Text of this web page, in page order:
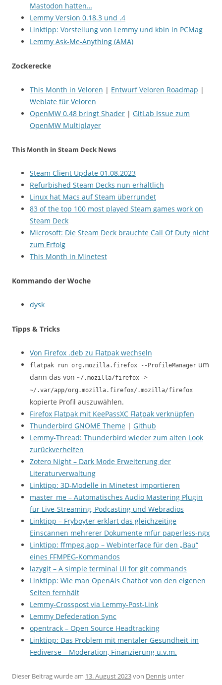
Mastodon hatten…
Lemmy Version 0.18.3 und .4
Linktipp: Vorstellung von Lemmy und kbin in PCMag
Lemmy Ask-Me-Anything (AMA)
Zockerecke
This Month in Veloren | Entwurf Veloren Roadmap |
Weblate für Veloren
OpenMW 0.48 bringt Shader | GitLab Issue zum
OpenMW Multiplayer
This Month in Steam Deck News
Steam Client Update 01.08.2023
Refurbished Steam Decks nun erhältlich
Linux hat Macs auf Steam überrundet
83 of the top 100 most played Steam games work on
Steam Deck
Microsoft: Die Steam Deck brauchte Call Of Duty nicht
zum Erfolg
This Month in Minetest
Kommando der Woche
dysk
Tipps & Tricks
Von Firefox .deb zu Flatpak wechseln
flatpak run org.mozilla.firefox --ProfileManager um
dann das von ~/.mozilla/firefox ->
~/.var/app/org.mozilla.firefox/.mozilla/firefox
kopierte Profil auszuwählen.
Firefox Flatpak mit KeePassXC Flatpak verknüpfen
Thunderbird GNOME Theme | Github
Lemmy-Thread: Thunderbird wieder zum alten Look
zurückverhelfen
Zotero Night – Dark Mode Erweiterung der
Literaturverwaltung
Linktipp: 3D-Modelle in Minetest importieren
master_me – Automatisches Audio Mastering Plugin
für Live-Streaming, Podcasting und Webradios
Linktipp – Fryboyter erklärt das gleichzeitige
Einscannen mehrerer Dokumente mfür paperless-ngx
Linktipp: ffmpeg.app – Webinterface für den „Bau“
eines FFMPEG-Kommandos
lazygit – A simple terminal UI for git commands
Linktipp: Wie man OpenAIs Chatbot von den eigenen
Seiten fernhält
Lemmy-Crosspost via Lemmy-Post-Link
Lemmy Defederation Sync
opentrack – Open Source Headtracking
Linktipp: Das Problem mit mentaler Gesundheit im
Fediverse – Moderation, Finanzierung u.v.m.
Dieser Beitrag wurde am 13. August 2023von Dennis unter